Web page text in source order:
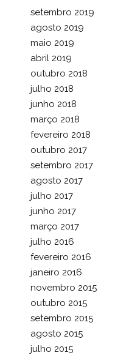
setembro 2019
agosto 2019
maio 2019
abril 2019
outubro 2018
julho 2018
junho 2018
março 2018
fevereiro 2018
outubro 2017
setembro 2017
agosto 2017
julho 2017
junho 2017
março 2017
julho 2016
fevereiro 2016
janeiro 2016
novembro 2015
outubro 2015
setembro 2015
agosto 2015
julho 2015